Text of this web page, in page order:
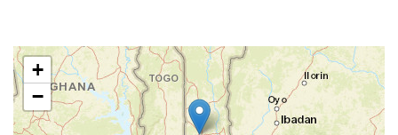
+
−